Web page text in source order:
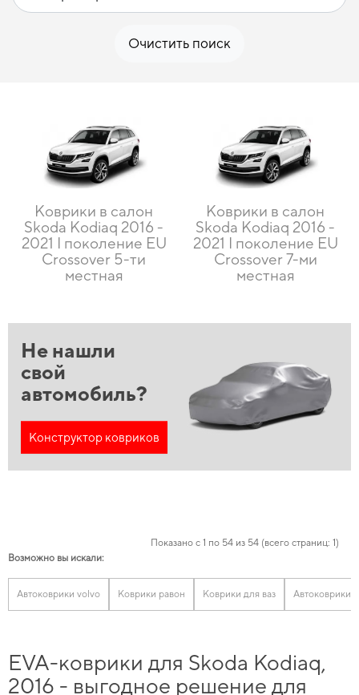
Очистить поиск
Коврики в салон
Skoda Kodiaq 2016 -
2021 I поколение EU
Crossover 5-ти
местная
Коврики в салон
Skoda Kodiaq 2016 -
2021 I поколение EU
Crossover 7-ми
местная
Не нашли
свой
автомобиль?
Конструктор ковриков
Показано с 1 по 54 из 54 (всего страниц: 1)
Возможно вы искали:
Автоковрики volvo Коврики равон Коврики для ваз Автоковрики
EVA-коврики для Skoda Kodiaq,
2016 - выгодное решение для